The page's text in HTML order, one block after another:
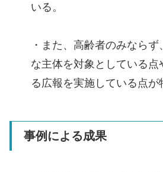
いる。
・また、高齢者のみなら
な主体を対象としている点
る広報を実施している点が
事例による成果